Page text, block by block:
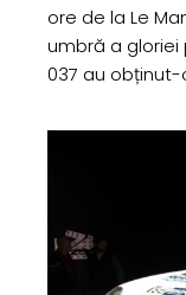
ore de la Le
umbră a gloriei
037 au obținut-